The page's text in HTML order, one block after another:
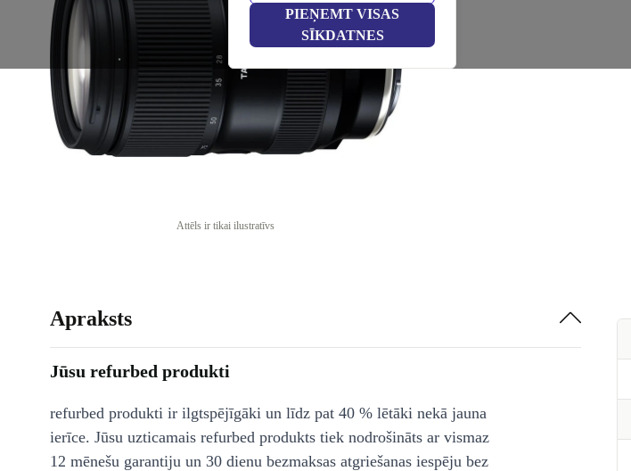
PIEŅEMT VISAS
SĪKDATNES
Attēls ir tikai ilustratīvs
Apraksts
Jūsu refurbed produkti
refurbed produkti ir ilgtspējīgāki un līdz pat 40 % lētāki nekā jauna
ierīce. Jūsu uzticamais refurbed produkts tiek nodrošināts ar vismaz
12 mēnešu garantiju un 30 dienu bezmaksas atgriešanas iespēju bez